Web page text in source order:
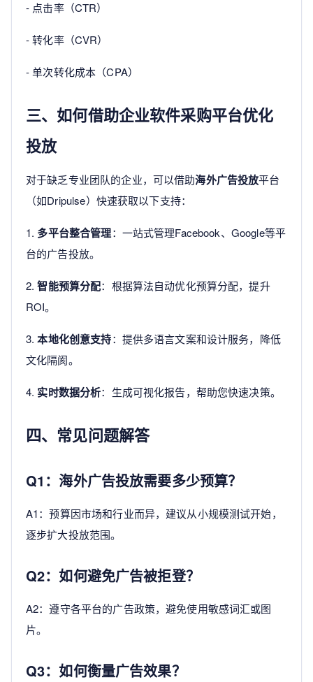
- 点击率（CTR）
- 转化率（CVR）
- 单次转化成本（CPA）
三、如何借助企业软件采购平台优化
投放
对于缺乏专业团队的企业，可以借助海外广告投放平台
（如Dripulse）快速获取以下支持：
1. 多平台整合管理：一站式管理Facebook、Google等平
台的广告投放。
2.智能预算分配：根据算法自动优化预算分配，提升
ROI。
3.本地化创意支持：提供多语言文案和设计服务，降低
文化隔阂。
4. 实时数据分析：生成可视化报告，帮助您快速决策。
四、常见问题解答
Q1：海外广告投放需要多少预算？
A1：预算因市场和行业而异，建议从小规模测试开始，
逐步扩大投放范围。
Q2：如何避免广告被拒登？
A2：遵守各平台的广告政策，避免使用敏感词汇或图
片。
Q3：如何衡量广告效果？